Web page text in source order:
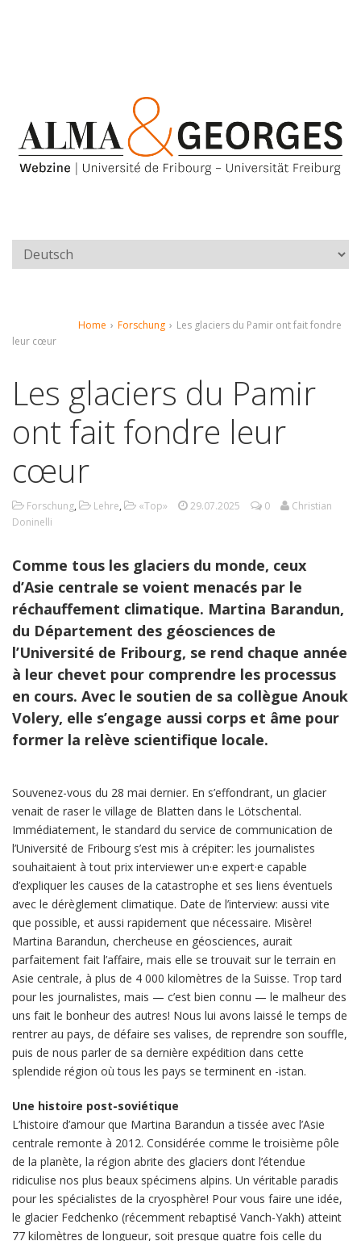
Home › Forschung › Les glaciers du Pamir ont fait fondre
leur cœur
Les glaciers du Pamir
ont fait fondre leur
cœur
Forschung, Lehre, «Top» 29.07.2025 0
Christian
Doninelli
Comme tous les glaciers du monde, ceux
d’Asie centrale se voient menacés par le
réchauffement climatique. Martina Barandun,
du Département des géosciences de
l’Université de Fribourg, se rend chaque année
à leur chevet pour comprendre les processus
en cours. Avec le soutien de sa collègue Anouk
Volery, elle s’engage aussi corps et âme pour
former la relève scientifique locale.
Souvenez-vous du 28 mai dernier. En s’effondrant, un glacier
venait de raser le village de Blatten dans le Lötschental.
Immédiatement, le standard du service de communication de
l’Université de Fribourg s’est mis à crépiter: les journalistes
souhaitaient à tout prix interviewer un·e expert·e capable
d’expliquer les causes de la catastrophe et ses liens éventuels
avec le dérèglement climatique. Date de l’interview: aussi vite
que possible, et aussi rapidement que nécessaire. Misère!
Martina Barandun, chercheuse en géosciences, aurait
parfaitement fait l’affaire, mais elle se trouvait sur le terrain en
Asie centrale, à plus de 4 000 kilomètres de la Suisse. Trop tard
pour les journalistes, mais — c’est bien connu — le malheur des
uns fait le bonheur des autres! Nous lui avons laissé le temps de
rentrer au pays, de défaire ses valises, de reprendre son souffle,
puis de nous parler de sa dernière expédition dans cette
splendide région où tous les pays se terminent en -istan.
Une histoire post-soviétique
L’histoire d’amour que Martina Barandun a tissée avec l’Asie
centrale remonte à 2012. Considérée comme le troisième pôle
de la planète, la région abrite des glaciers dont l’étendue
ridiculise nos plus beaux spécimens alpins. Un véritable paradis
pour les spécialistes de la cryosphère! Pour vous faire une idée,
le glacier Fedchenko (récemment rebaptisé Vanch-Yakh) atteint
77 kilomètres de longueur, soit presque quatre fois celle du